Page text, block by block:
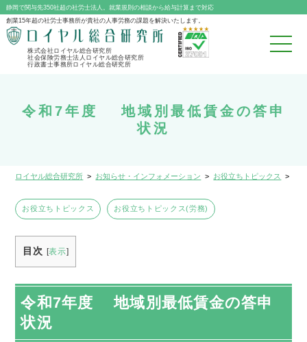
静岡で関与先350社超の社労士法人。就業規則の相談から給与計算まで対応
創業15年超の社労士事務所が貴社の人事労務の課題を解決いたします。
株式会社ロイヤル総合研究所
社会保険労務士法人ロイヤル総合研究所
行政書士事務所ロイヤル総合研究所
令和7年度 地域別最低賃金の答申
状況
ロイヤル総合研究所 > お知らせ・インフォメーション > お役立ちトピックス >
お役立ちトピックス お役立ちトピックス(労務)
目次 [表示]
令和7年度 地域別最低賃金の答申
状況